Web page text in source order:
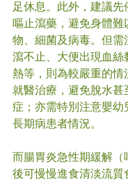
足休息。此外，建議先
嘔止瀉藥，避免身體難
物、細菌及病毒。但需
瀉不止、大便出現血絲
熱等，則為較嚴重的情
就醫治療，避免脫水甚
症；亦需特別注意嬰幼
長期病患者情況。
而腸胃炎急性期緩解（
後可慢慢進食清淡流質